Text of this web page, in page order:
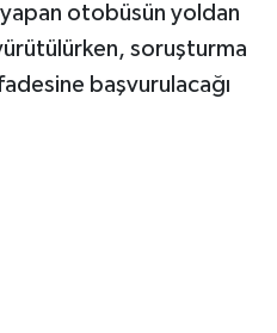
otobüsün yoldan
yürütülürken, soruşturma
başvurulacağı